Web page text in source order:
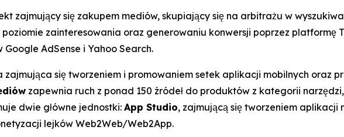
zajmujący się zakupem mediów, skupiający się na arbitrażu w
zainteresowania oraz generowaniu konwersji poprzez platformę
AdSense i Yahoo Search.
zajmująca się tworzeniem i promowaniem setek aplikacji mobilnych oraz
zapewnia ruch z ponad 150 źródeł do produktów z kategorii
dwie główne jednostki: App Studio, zajmującą się tworzeniem aplikacji
lejków Web2Web/Web2App.